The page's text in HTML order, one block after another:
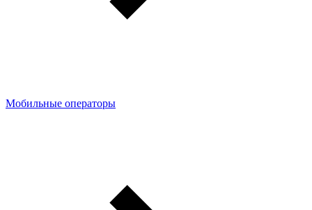
Мобильные операторы